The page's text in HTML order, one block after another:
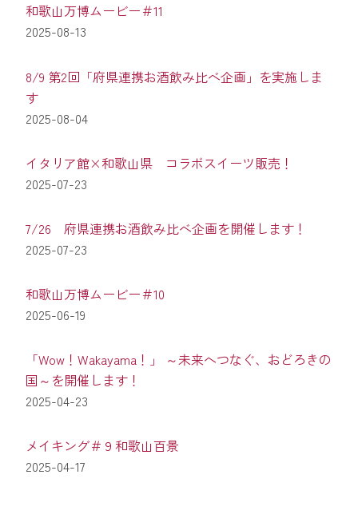
和歌山万博ムービー＃11
2025-08-13
8/9 第2回「府県連携お酒飲み比べ企画」を実施しま
す
2025-08-04
イタリア館×和歌山県 コラボスイーツ販売！
2025-07-23
7/26 府県連携お酒飲み比べ企画を開催します！
2025-07-23
和歌山万博ムービー＃10
2025-06-19
「Wow！Wakayama！」 ～未来へつなぐ、おどろきの
国～を開催します！
2025-04-23
メイキング＃９和歌山百景
2025-04-17